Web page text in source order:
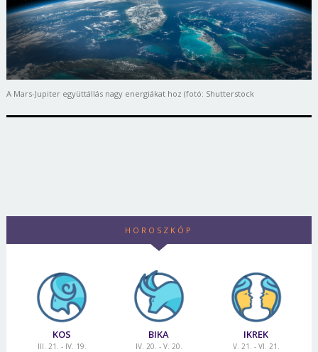
A Mars-Jupiter együttállás nagy energiákat hoz (fotó: Shutterstock
HOROSZKÓP
KOS
III. 21. - IV. 19.
BIKA
IV. 20. - V. 20.
IKREK
V. 21. - VI. 21.